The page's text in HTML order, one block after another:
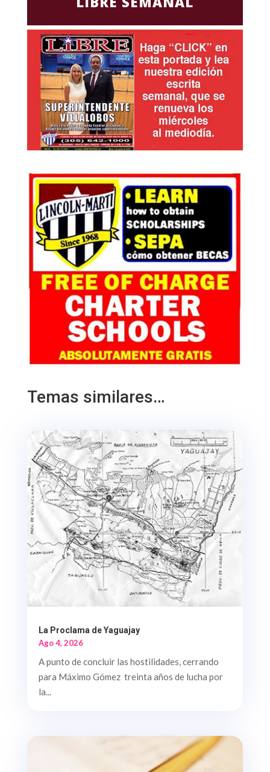
Temas similares…
La Proclama de Yaguajay
Ago 4, 2026
A punto de concluir las hostilidades, cerrando
para Máximo Gómez treinta años de lucha por
la...